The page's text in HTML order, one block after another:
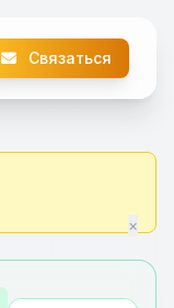
Связаться
×